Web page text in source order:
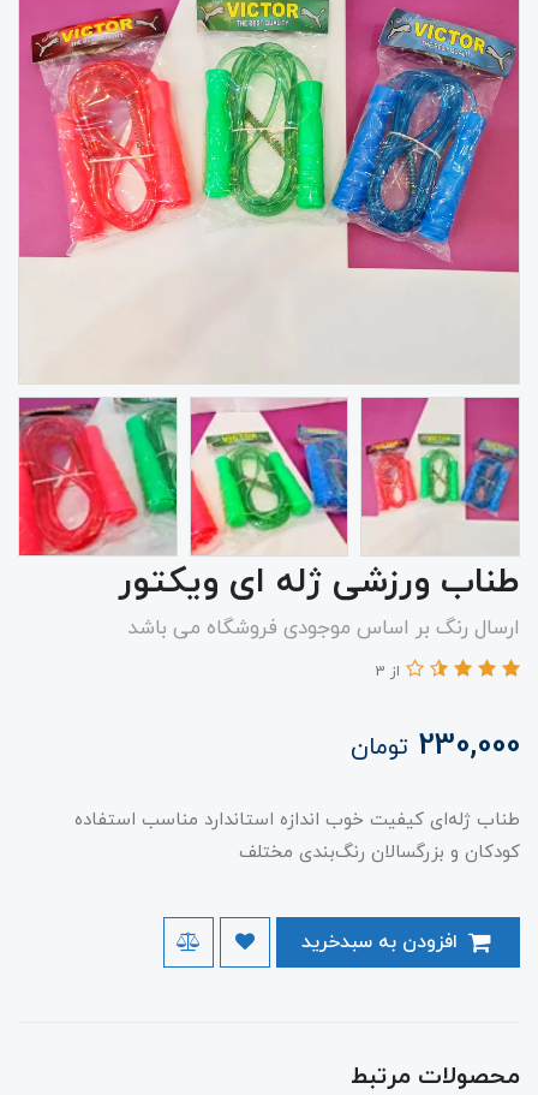
طناب ورزشی ژله ای ویکتور
ارسال رنگ بر اساس موجودی فروشگاه می باشد
از 3
230,000 تومان
طناب ژله‌ای کیفیت خوب اندازه استاندارد مناسب استفاده
کودکان و بزرگسالان رنگ‌بندی مختلف
محصولات مرتبط